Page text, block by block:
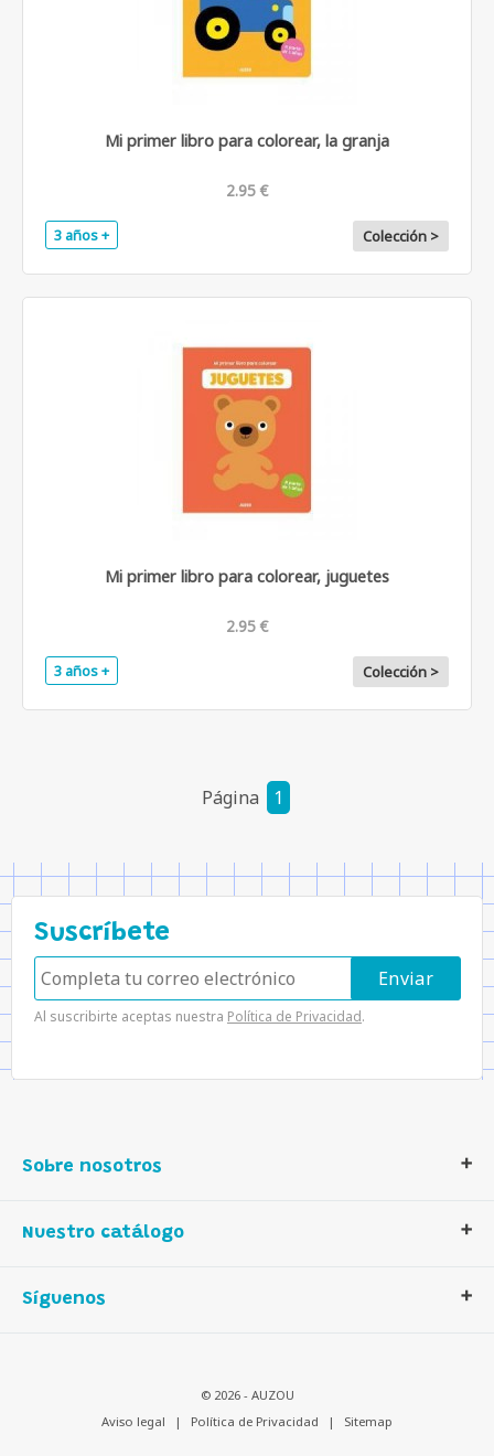
Mi primer libro para colorear, la granja
2.95 €
3 años + Colección >
Mi primer libro para colorear, juguetes
2.95 €
3 años + Colección >
Página 1
Suscríbete
Al suscribirte aceptas nuestra Política de Privacidad.
Sobre nosotros
Quiénes somos
Nuestros valores
Nuestro catálogo
Actividades
Síguenos
© 2026 - AUZOU
Aviso legal
| Política de Privacidad | Sitemap